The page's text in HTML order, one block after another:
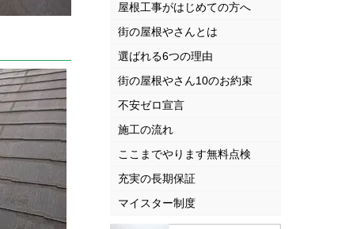
屋根工事がはじめての方へ
街の屋根やさんとは
選ばれる6つの理由
街の屋根やさん10のお約束
不安ゼロ宣言
施工の流れ
ここまでやります無料点検
充実の長期保証
マイスター制度